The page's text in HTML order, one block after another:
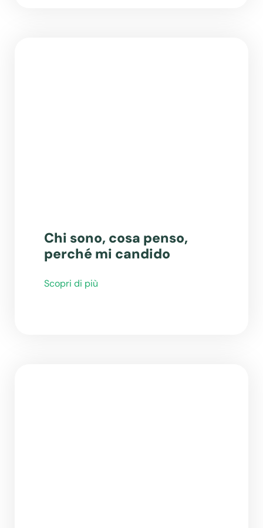
Chi sono, cosa penso,
perché mi candido
Scopri di più